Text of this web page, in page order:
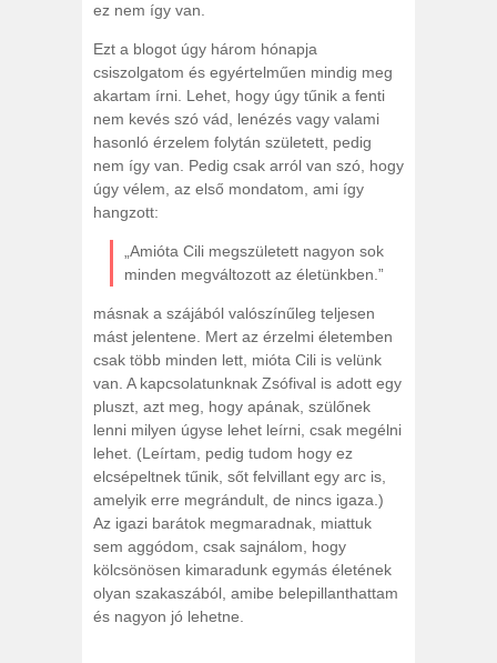
ez nem így van.
Ezt a blogot úgy három hónapja
csiszolgatom és egyértelműen mindig meg
akartam írni. Lehet, hogy úgy tűnik a fenti
nem kevés szó vád, lenézés vagy valami
hasonló érzelem folytán született, pedig
nem így van. Pedig csak arról van szó, hogy
úgy vélem, az első mondatom, ami így
hangzott:
„Amióta Cili megszületett nagyon sok
minden megváltozott az életünkben.”
másnak a szájából valószínűleg teljesen
mást jelentene. Mert az érzelmi életemben
csak több minden lett, mióta Cili is velünk
van. A kapcsolatunknak Zsófival is adott egy
pluszt, azt meg, hogy apának, szülőnek
lenni milyen úgyse lehet leírni, csak megélni
lehet. (Leírtam, pedig tudom hogy ez
elcsépeltnek tűnik, sőt felvillant egy arc is,
amelyik erre megrándult, de nincs igaza.)
Az igazi barátok megmaradnak, miattuk
sem aggódom, csak sajnálom, hogy
kölcsönösen kimaradunk egymás életének
olyan szakaszából, amibe belepillanthattam
és nagyon jó lehetne.